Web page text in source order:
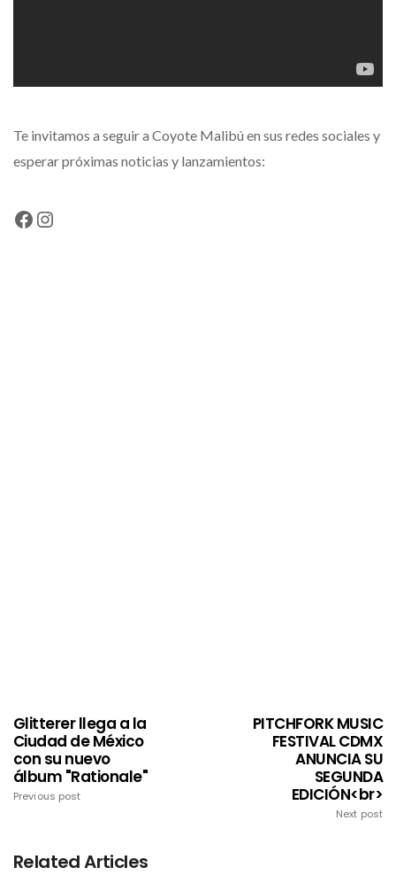
Te invitamos a seguir a Coyote Malibú en sus redes sociales y
esperar próximas noticias y lanzamientos:
Facebook
Instagram
Glitterer llega a la
Ciudad de México
con su nuevo
álbum "Rationale"
Previous post
PITCHFORK MUSIC
FESTIVAL CDMX
ANUNCIA SU
SEGUNDA
EDICIÓN<br>
Next post
Related Articles